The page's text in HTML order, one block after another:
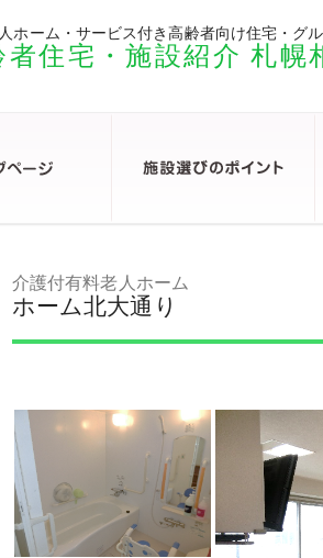
ホーム・サービス付き高齢者向け住宅・グ
者住宅・施設紹介 札幌
介護付有料老人ホーム
ホーム北大通り